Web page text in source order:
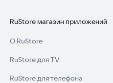
RuStore магазин приложений
О RuStore
RuStore для TV
RuStore для телефона